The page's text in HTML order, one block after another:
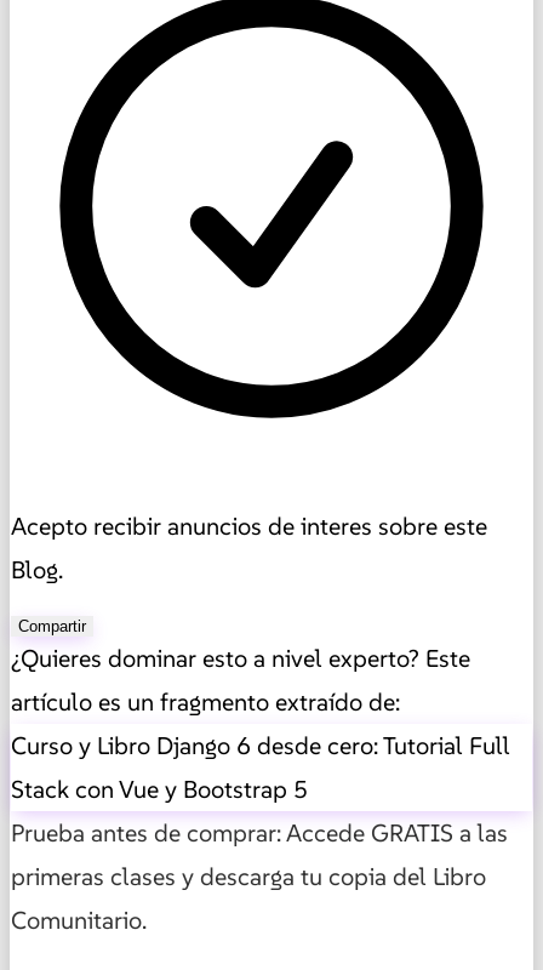
Acepto recibir anuncios de interes sobre este
Blog.
Compartir
¿Quieres dominar esto a nivel experto? Este
artículo es un fragmento extraído de:
Curso y Libro Django 6 desde cero: Tutorial Full
Stack con Vue y Bootstrap 5
Prueba antes de comprar: Accede GRATIS a las
primeras clases y descarga tu copia del Libro
Comunitario.